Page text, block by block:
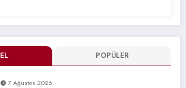
POPÜLER
7 Ağustos 2026